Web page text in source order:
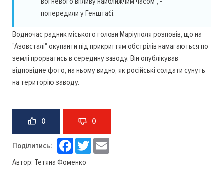
попередили у Генштабі.
Водночас радник міського голови Маріуполя розповів, що на
"Азовсталі" окупанти під прикриттям обстрілів намагаються по
землі прорватись в середину заводу. Він опублікував
відповідне фото, на ньому видно, як російські солдати сунуть
на територію заводу.
0 0
Поділитись: Facebook
Twitter
Автор: Тетяна Фоменко